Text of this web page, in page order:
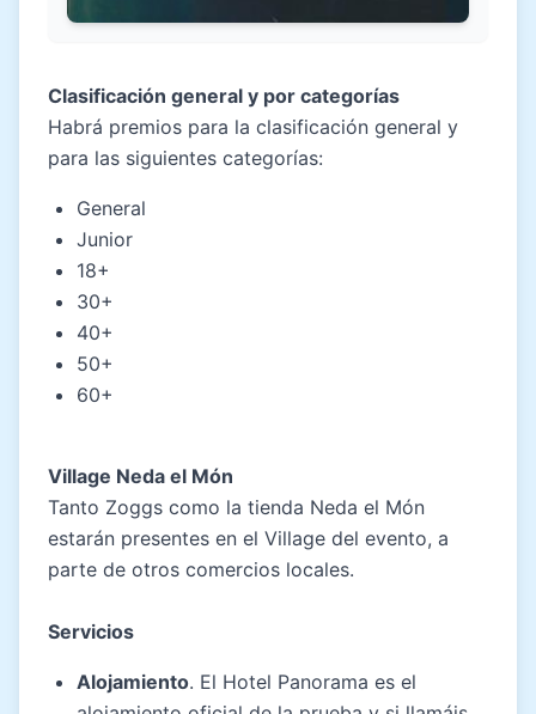
Clasificación general y por categorías
Habrá premios para la clasificación general y
para las siguientes categorías:
General
Junior
18+
30+
40+
50+
60+
Village Neda el Món
Tanto Zoggs como la tienda Neda el Món
estarán presentes en el Village del evento, a
parte de otros comercios locales.
Servicios
Alojamiento. El Hotel Panorama es el